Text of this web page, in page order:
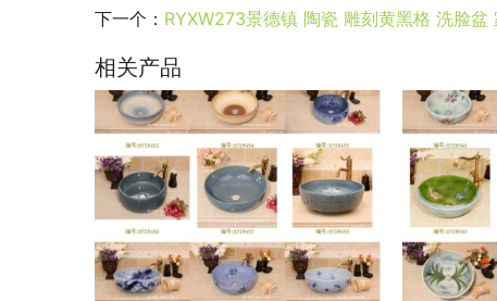
下一个： RYXW273景德镇 陶瓷 雕刻黄黑格 洗脸盆
相关产品